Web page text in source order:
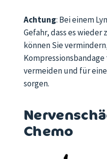
Achtung: Bei einem
Gefahr, dass es wieder
können Sie
vermeiden und für
sorgen.
Chemo